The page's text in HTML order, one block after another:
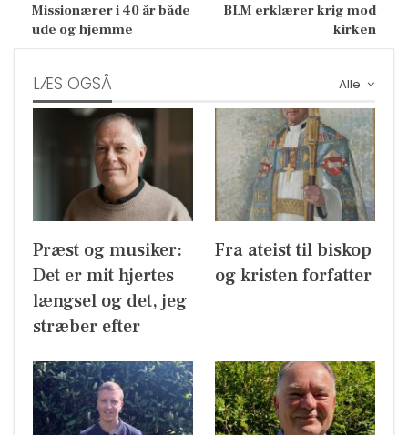
Missionærer i 40 år både
ude og hjemme
BLM erklærer krig mod
kirken
Alle
LÆS OGSÅ
Præst og musiker:
Det er mit hjertes
længsel og det, jeg
stræber efter
Fra ateist til biskop
og kristen forfatter